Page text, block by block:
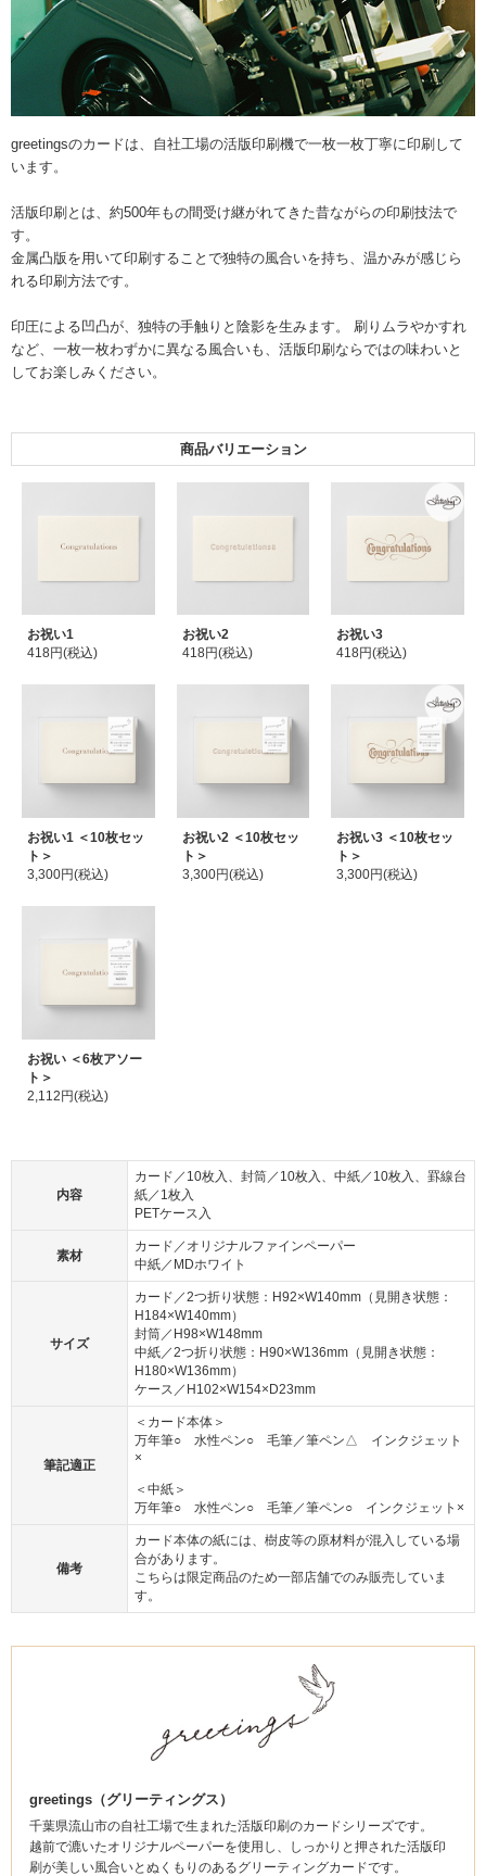
greetingsのカードは、自社工場の活版印刷機で一枚一枚丁寧に印刷して
います。
活版印刷とは、約500年もの間受け継がれてきた昔ながらの印刷技法で
す。
金属凸版を用いて印刷することで独特の風合いを持ち、温かみが感じら
れる印刷方法です。
印圧による凹凸が、独特の手触りと陰影を生みます。 刷りムラやかすれ
など、一枚一枚わずかに異なる風合いも、活版印刷ならではの味わいと
してお楽しみください。
商品バリエーション
お祝い1
418円(税込)
お祝い2
418円(税込)
お祝い3
418円(税込)
お祝い1 ＜10枚セッ
ト＞
3,300円(税込)
お祝い2 ＜10枚セッ
ト＞
3,300円(税込)
お祝い3 ＜10枚セッ
ト＞
3,300円(税込)
お祝い ＜6枚アソー
ト＞
2,112円(税込)
内容
カード／10枚入、封筒／10枚入、中紙／10枚入、罫線台
紙／1枚入
PETケース入
素材
カード／オリジナルファインペーパー
中紙／MDホワイト
サイズ
カード／2つ折り状態：H92×W140mm（見開き状態：
H184×W140mm）
封筒／H98×W148mm
中紙／2つ折り状態：H90×W136mm（見開き状態：
H180×W136mm）
ケース／H102×W154×D23mm
筆記適正
＜カード本体＞
万年筆○ 水性ペン○ 毛筆／筆ペン△ インクジェット
×
＜中紙＞
万年筆○ 水性ペン○ 毛筆／筆ペン○ インクジェット×
備考
カード本体の紙には、樹皮等の原材料が混入している場
合があります。
こちらは限定商品のため一部店舗でのみ販売していま
す。
greetings（グリーティングス）
千葉県流山市の自社工場で生まれた活版印刷のカードシリーズです。
越前で漉いたオリジナルペーパーを使用し、しっかりと押された活版印
刷が美しい風合いとぬくもりのあるグリーティングカードです。